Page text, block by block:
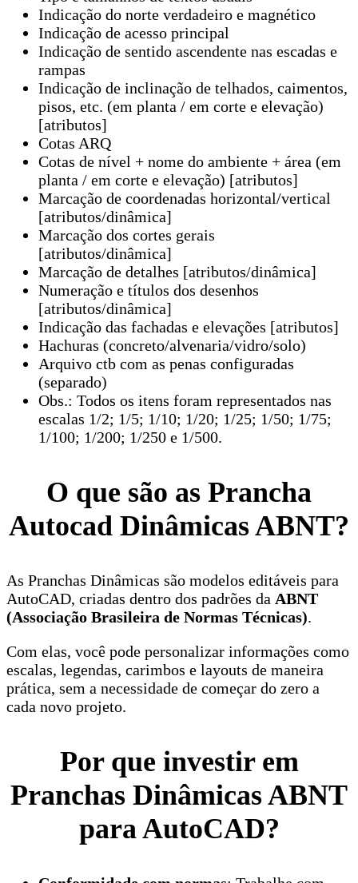
Indicação do norte verdadeiro e magnético
Indicação de acesso principal
Indicação de sentido ascendente nas escadas e
rampas
Indicação de inclinação de telhados, caimentos,
pisos, etc. (em planta / em corte e elevação)
[atributos]
Cotas ARQ
Cotas de nível + nome do ambiente + área (em
planta / em corte e elevação) [atributos]
Marcação de coordenadas horizontal/vertical
[atributos/dinâmica]
Marcação dos cortes gerais
[atributos/dinâmica]
Marcação de detalhes [atributos/dinâmica]
Numeração e títulos dos desenhos
[atributos/dinâmica]
Indicação das fachadas e elevações [atributos]
Hachuras (concreto/alvenaria/vidro/solo)
Arquivo ctb com as penas configuradas
(separado)
Obs.: Todos os itens foram representados nas
escalas 1/2; 1/5; 1/10; 1/20; 1/25; 1/50; 1/75;
1/100; 1/200; 1/250 e 1/500.
O que são as Prancha
Autocad Dinâmicas ABNT?
As Pranchas Dinâmicas são modelos editáveis para
AutoCAD, criadas dentro dos padrões da ABNT
(Associação Brasileira de Normas Técnicas).
Com elas, você pode personalizar informações como
escalas, legendas, carimbos e layouts de maneira
prática, sem a necessidade de começar do zero a
cada novo projeto.
Por que investir em
Pranchas Dinâmicas ABNT
para AutoCAD?